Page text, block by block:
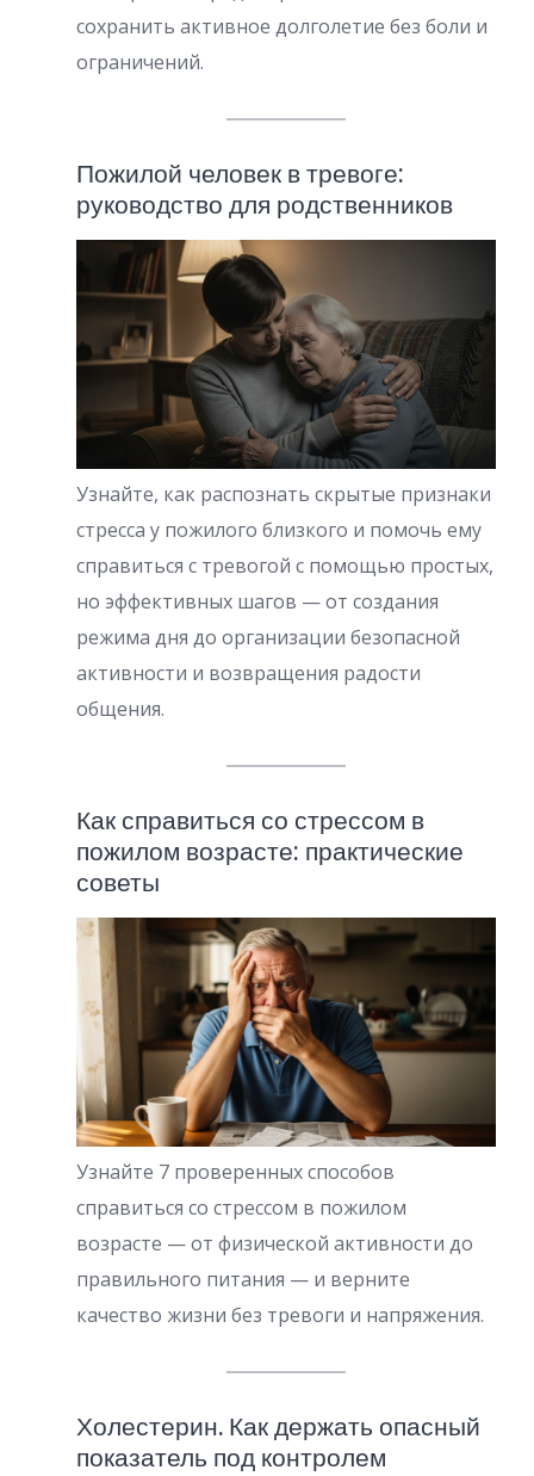
сохранить активное долголетие без боли и
ограничений.
Пожилой человек в тревоге:
руководство для родственников
Узнайте, как распознать скрытые признаки
стресса у пожилого близкого и помочь ему
справиться с тревогой с помощью простых,
но эффективных шагов — от создания
режима дня до организации безопасной
активности и возвращения радости
общения.
Как справиться со стрессом в
пожилом возрасте: практические
советы
Узнайте 7 проверенных способов
справиться со стрессом в пожилом
возрасте — от физической активности до
правильного питания — и верните
качество жизни без тревоги и напряжения.
Холестерин. Как держать опасный
показатель под контролем